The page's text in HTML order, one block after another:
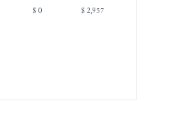
2,957
$
0
$